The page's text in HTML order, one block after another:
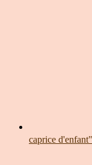
caprice